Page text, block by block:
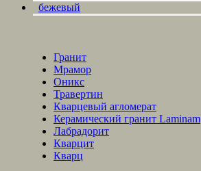
бежевый
Гранит
Мрамор
Оникс
Травертин
Кварцевый агломерат
Керамический гранит Laminam
Лабрадорит
Кварцит
Кварц